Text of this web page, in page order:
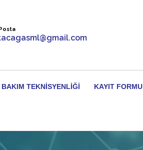
TEKNISYENLIĞI KAYIT FORMU